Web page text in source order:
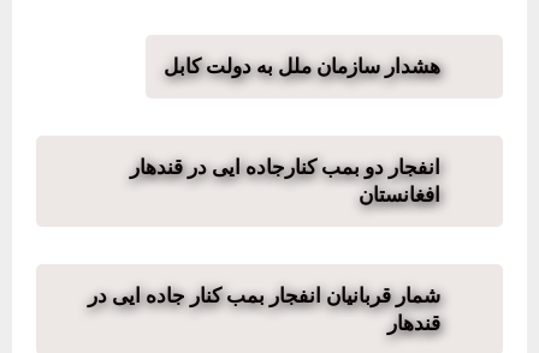
هشدار سازمان ملل به دولت کابل
انفجار دو بمب کنارجاده ایی در قندهار
افغانستان
شمار قربانیان انفجار بمب کنار جاده ایی در
قندهار